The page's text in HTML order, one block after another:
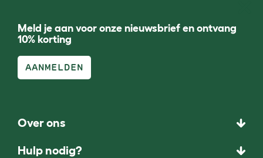
Meld je aan voor onze nieuwsbrief en ontvang
10% korting
AANMELDEN
Over ons
Hulp nodig?